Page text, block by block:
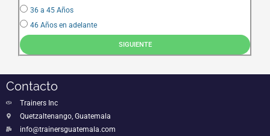
36 a 45 Años
46 Años en adelante
SIGUIENTE
Contacto
Trainers Inc
Quetzaltenango, Guatemala
info@trainersguatemala.com